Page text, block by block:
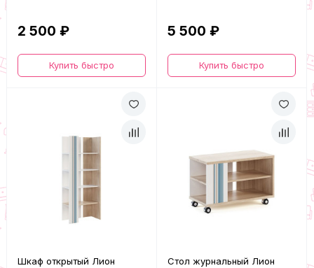
2 500 ₽
Купить быстро
5 500 ₽
Купить быстро
Шкаф открытый Лион
Стол журнальный Лион